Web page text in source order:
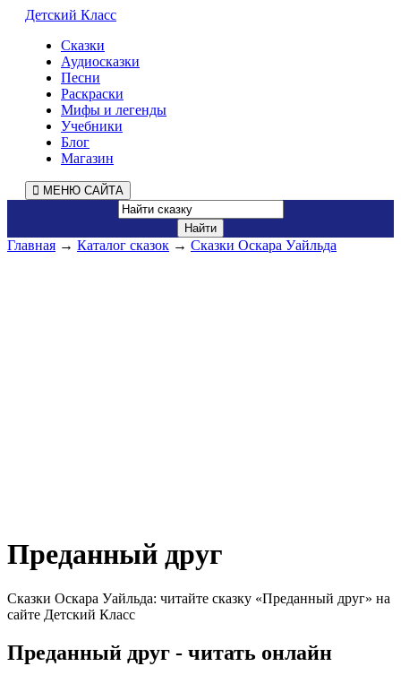
Детский Класс
Сказки
Аудиосказки
Песни
Раскраски
Мифы и легенды
Учебники
Блог
Магазин
МЕНЮ САЙТА
Главная → Каталог сказок → Сказки Оскара Уайльда
Преданный друг
Сказки Оскара Уайльда: читайте сказку «Преданный друг» на
сайте Детский Класс
Преданный друг - читать онлайн